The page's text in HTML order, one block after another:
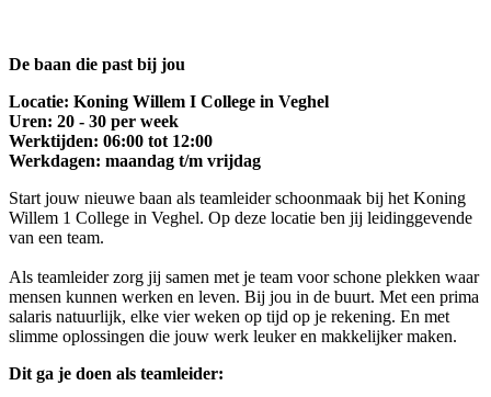
De baan die past bij jou
Locatie: Koning Willem I College in Veghel
Uren: 20 - 30 per week
Werktijden: 06:00 tot 12:00
Werkdagen: maandag t/m vrijdag
Start jouw nieuwe baan als teamleider schoonmaak bij het Koning
Willem 1 College in Veghel. Op deze locatie ben jij leidinggevende
van een team.
Als teamleider zorg jij samen met je team voor schone plekken waar
mensen kunnen werken en leven. Bij jou in de buurt. Met een prima
salaris natuurlijk, elke vier weken op tijd op je rekening. En met
slimme oplossingen die jouw werk leuker en makkelijker maken.
Dit ga je doen als teamleider: